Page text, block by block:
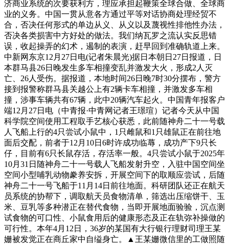
济商业系统的次要获利方，理应承担起鞭策全球合做、全球商
业的义务。中国一贯从意各方通过平等对话协商处理经贸不
合，否决任何形式的单边从义、从义以及蔑视性排他性办法，
否决各类损害中方好处的做法。我们纳瓦罗之流认实反思错
误，收起操弄的幻术，遏制的表演，赶早回到准确轨道上来。
中新网东京12月27日电(记者朱晨光)据日本朝日27日报道，日
本群马县26日晚发生多车相撞变乱并激发大火，形成2人灭
亡、26人受伤。据报道，本地时间26日晚7时30分摆布，警方
接到报警称群马县关越公上有2辆卡车相撞，并激发多车相
撞，涉事车辆共有67辆，此中20辆汽车起火。中国青年报客户
端12月27日电（中青报·中青网记者王璟瑄）记者今天从中国
科学院空间使用工程取手艺核心获悉，此前随神舟二十一号载
人飞船上行的4只尝试小鼠中，1只雌鼠和1只雄鼠正在前往地
面后交配，前者于12月10日6时许成功临蓐，成功产下9只长
仔，目前有6只长鼠存活，存活率一般。4只尝试小鼠于2025年
10月31日随神舟二十一号载人飞船发射升空，入驻中国空间坐
空间小型哺乳动物豢养安拆，开展空间下的取顺应尝试，后随
神舟二十一号飞船于11月14日前往地面。科研团队还正在航天
员系统的协帮下，调取航天员食物清单，筛选出压缩饼干、玉
米、豆乳等多种潜正在替代食物，当即开展地面验验，沉点测
试食物的可口性、小鼠食用后的健康形态及正在轨弥补操做的
可行性。本年4月12日，36岁的某国有大行银行理财司理王某
姗被发觉正在商丘家中自缢身亡。▲王某姗微信里的工做照随